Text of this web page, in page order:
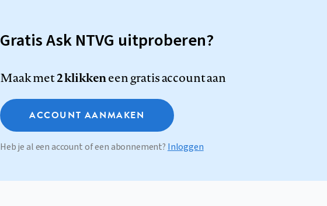
Gratis Ask NTVG uitproberen?
Maak met2 klikkeneen gratis account aan
ACCOUNT AANMAKEN
Heb je al een account of een abonnement? Inloggen